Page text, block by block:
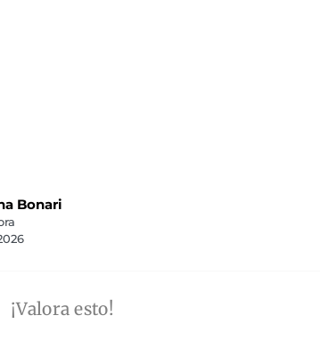
Bonari
¡Valora esto!